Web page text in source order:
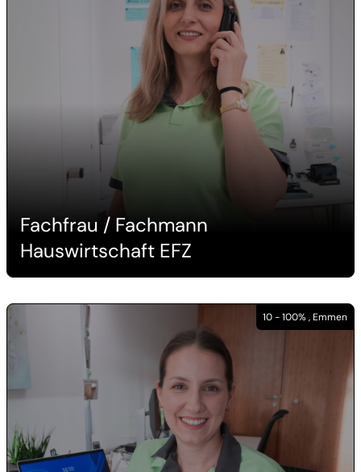
Fachfrau / Fachmann
Hauswirtschaft EFZ
10 - 100% , Emmen